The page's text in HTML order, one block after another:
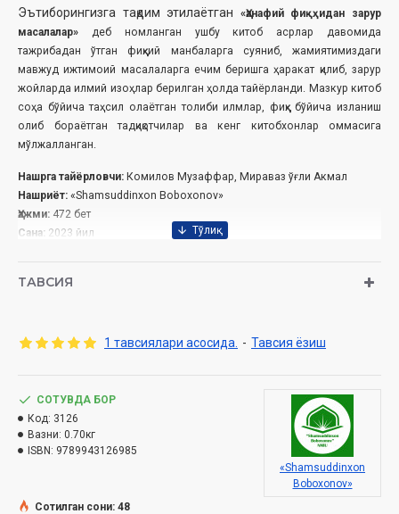
Эътиборингизга тақдим этилаётган «Ҳанафий фиқҳидан зарур
масалалар» деб номланган ушбу китоб асрлар давомида
тажрибадан ўтган фиқҳий манбаларга суяниб, жамиятимиздаги
мавжуд ижтимоий масалаларга ечим беришга ҳаракат қилиб, зарур
жойларда илмий изоҳлар берилган ҳолда тайёрланди. Мазкур китоб
соҳа бўйича таҳсил олаётган толиби илмлар, фиқҳ бўйича изланиш
олиб бораётган тадқиқотчилар ва кенг китобхонлар оммасига
мўлжалланган.
Нашрга тайёрловчи: Комилов Музаффар, Мираваз ўғли Акмал
Нашриёт: «Shamsuddinxon Boboxonov»
Ҳажми: 472 бет‎
Сана: 2023 йил
Муқоваси:
Ўзбекистон Республикаси Вазирлар Маҳкамаси
ТАВСИЯ
1 тавсиялари асосида. - Тавсия ёзиш
СОТУВДА БОР
Код: 3126
Вазни: 0.70кг
ISBN: 9789943126985
«Shamsuddinxon
Boboxonov»
Сотилган сони: 48